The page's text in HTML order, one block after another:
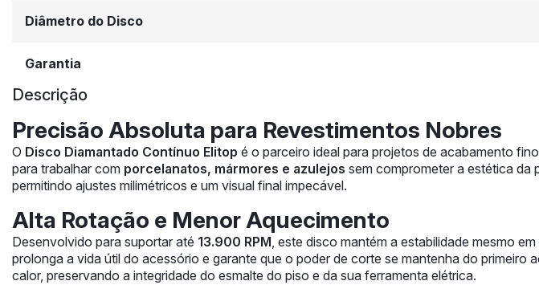
Diâmetro do Disco
Garantia
Descrição
Precisão Absoluta para Revestimentos Nobres
O Disco Diamantado Contínuo Elitop é o parceiro ideal para projetos de acabamento
para trabalhar com porcelanatos, mármores e azulejos sem comprometer a estética da
permitindo ajustes milimétricos e um visual final impecável.
Alta Rotação e Menor Aquecimento
Desenvolvido para suportar até 13.900 RPM, este disco mantém a estabilidade mesmo
prolonga a vida útil do acessório e garante que o poder de corte se mantenha do
calor, preservando a integridade do esmalte do piso e da sua ferramenta elétrica.